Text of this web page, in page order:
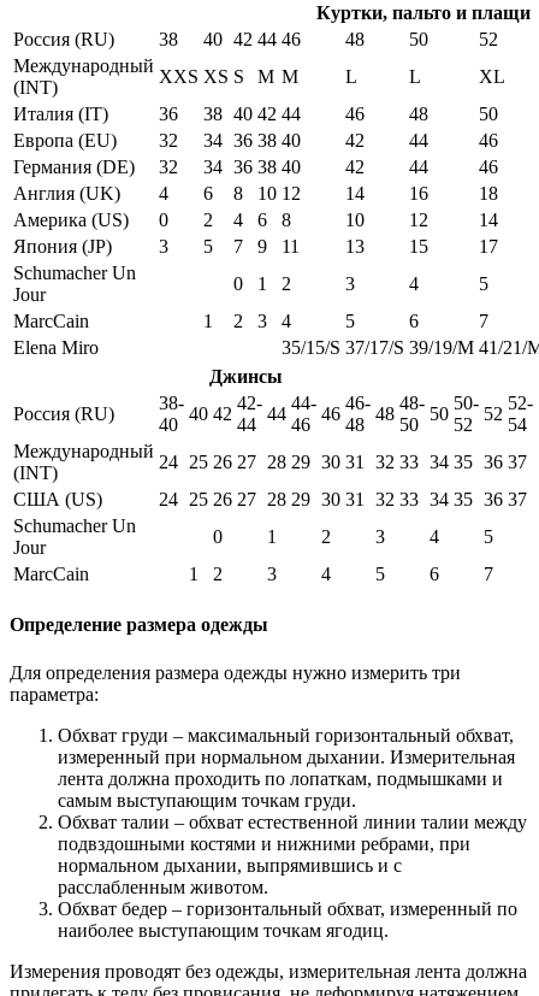
Куртки, пальто и плащи
Россия (RU)
38 40 42 44 46 48 50
52
Международный
(INT)
XXS XS S M M L L
XL
Италия (IT)
36 38 40 42 44 46 48
50
Европа (EU)
32 34 36 38 40 42 44
46
Германия (DE)
32 34 36 38 40 42 44
46
Англия (UK)
4 6 8 10 12 14 16
18
Америка (US)
0 2 4 6 8 10 12
14
Япония (JP)
3 5 7 9 11 13 15
17
Schumacher Un
Jour
0 1 2 3 4
5
MarcCain
1 2 3 4 5 6
7
Elena Miro
35/15/S 37/17/S 39/19/M 41/21/
Джинсы
Россия (RU)
38-
40
40 42
42-
44
44
44-
46
46
46-
48
48
48-
50
50
50-
52
52
52-
54
Международный
(INT)
24 25 26 27 28 29 30 31 32 33 34 35 36 37
США (US)
24 25 26 27 28 29 30 31 32 33 34 35 36 37
Schumacher Un
Jour
0 1 2 3 4
5
MarcCain
1 2 3 4 5 6 7
Определение размера одежды
Для определения размера одежды нужно измерить три
параметра:
Обхват груди – максимальный горизонтальный обхват,
измеренный при нормальном дыхании. Измерительная
лента должна проходить по лопаткам, подмышками и
самым выступающим точкам груди.
Обхват талии – обхват естественной линии талии между
подвздошными костями и нижними ребрами, при
нормальном дыхании, выпрямившись и с
расслабленным животом.
Обхват бедер – горизонтальный обхват, измеренный по
наиболее выступающим точкам ягодиц.
Измерения проводят без одежды, измерительная лента должна